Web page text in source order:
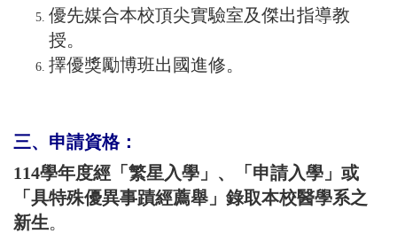
優先媒合本校頂尖實驗室及傑出指導教
授。
擇優獎勵博班出國進修。
三、申請資格：
114學年度經 「繁星入學」 、 「申請入學」 或
「具特殊優異事蹟經薦舉」 錄取本校醫學系之
新生。